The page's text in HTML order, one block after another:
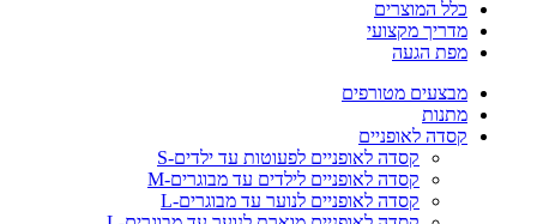
כלל המוצרים
מדריך מקצועי
מפת הגעה
מבצעים מטורפים
מתנות
קסדה לאופניים
קסדה לאופניים לפעוטות עד ילדים-S
קסדה לאופניים לילדים עד מבוגרים-M
קסדה לאופניים לנוער עד מבוגרים-L